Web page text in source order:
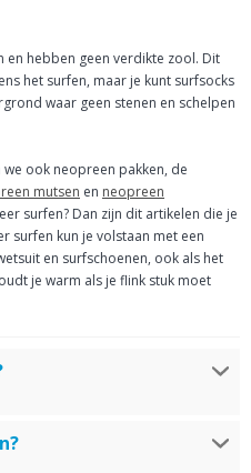
en hebben geen verdikte zool. Dit
het surfen, maar je kunt surfsocks
waar geen stenen en schelpen
ook neopreen pakken, de
mutsen en neopreen
surfen? Dan zijn dit artikelen die je
surfen kun je volstaan met een
en surfschoenen, ook als het
je warm als je flink stuk moet
tegen scherpe objecten in